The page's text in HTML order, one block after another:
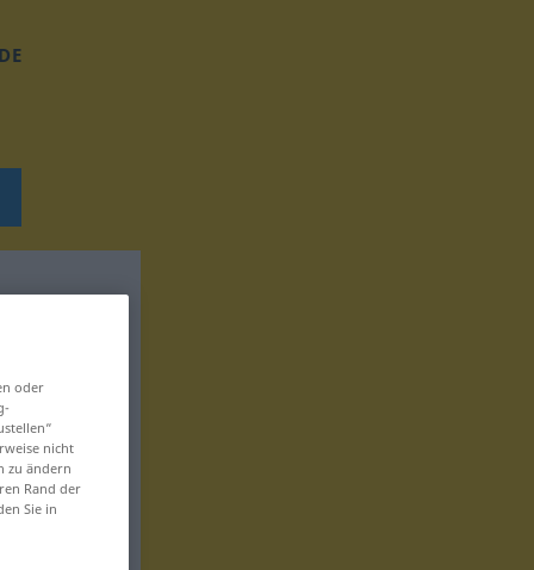
DE
oder
nicht
zu ändern
Rand der
Sie in